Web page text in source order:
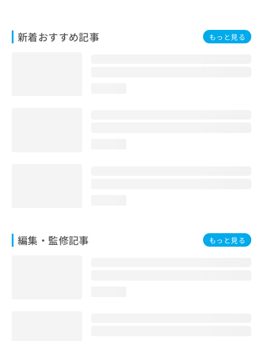
新着おすすめ記事 もっと見る
編集・監修記事 もっと見る
い
合